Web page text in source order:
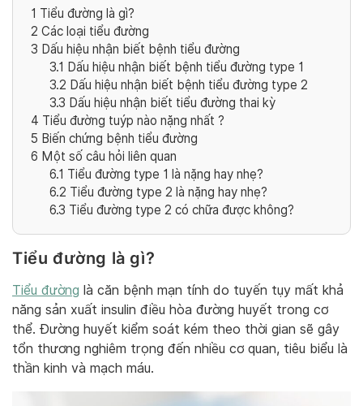
1 Tiểu đường là gì?
2 Các loại tiểu đường
3 Dấu hiệu nhận biết bệnh tiểu đường
3.1 Dấu hiệu nhận biết bệnh tiểu đường type 1
3.2 Dấu hiệu nhận biết bệnh tiểu đường type 2
3.3 Dấu hiệu nhận biết tiểu đường thai kỳ
4 Tiểu đường tuýp nào nặng nhất ?
5 Biến chứng bệnh tiểu đường
6 Một số câu hỏi liên quan
6.1 Tiểu đường type 1 là nặng hay nhẹ?
6.2 Tiểu đường type 2 là nặng hay nhẹ?
6.3 Tiểu đường type 2 có chữa được không?
Tiểu đường là gì?
Tiểu đường là căn bệnh mạn tính do tuyến tụy mất khả
năng sản xuất insulin điều hòa đường huyết trong cơ
thể. Đường huyết kiểm soát kém theo thời gian sẽ gây
tổn thương nghiêm trọng đến nhiều cơ quan, tiêu biểu là
thần kinh và mạch máu.